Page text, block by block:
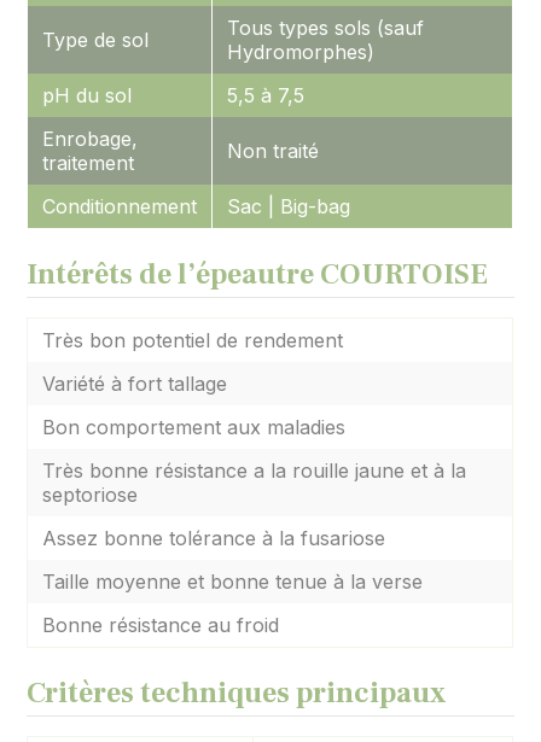
Type de sol
Tous types sols (sauf
Hydromorphes)
pH du sol
5,5 à 7,5
Enrobage,
traitement
Non traité
Conditionnement Sac | Big-bag
Intérêts de l’épeautre COURTOISE
Très bon potentiel de rendement
Variété à fort tallage
Bon comportement aux maladies
Très bonne résistance a la rouille jaune et à la
septoriose
Assez bonne tolérance à la fusariose
Taille moyenne et bonne tenue à la verse
Bonne résistance au froid
Critères techniques principaux